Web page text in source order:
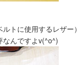
トに使用するレザー）
んですよv(^o^)